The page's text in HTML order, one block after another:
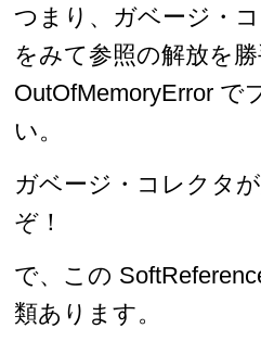
つまり、ガベージ・
をみて参照の解放を
OutOfMemoryError
い。
ガベージ・コレクタ
ぞ！
で、この
類あります。